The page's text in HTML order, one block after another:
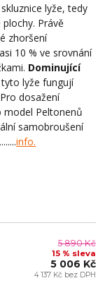
lyže, tedy
Právě
zhoršení
10 % ve srovnání
Dominující
lyže fungují
dosažení
Peltonenů
samobroušení
info.
5 890 Kč
15 % sleva
5 006 Kč
4 137 Kč bez DPH